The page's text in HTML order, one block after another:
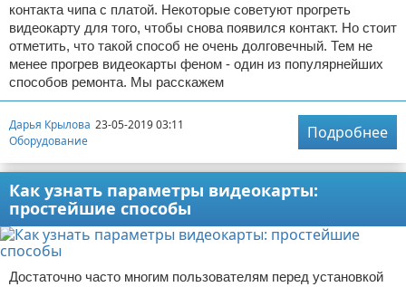
контакта чипа с платой. Некоторые советуют прогреть
видеокарту для того, чтобы снова появился контакт. Но стоит
отметить, что такой способ не очень долговечный. Тем не
менее прогрев видеокарты феном - один из популярнейших
способов ремонта. Мы расскажем
Дарья Крылова 23-05-2019 03:11
Оборудование
Подробнее
Как узнать параметры видеокарты:
простейшие способы
Достаточно часто многим пользователям перед установкой